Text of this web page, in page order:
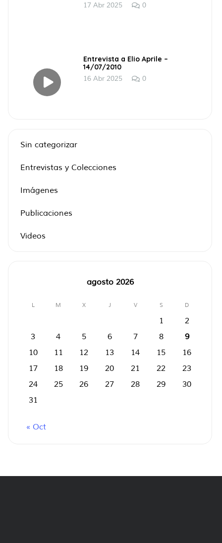
17 Abr 2025 0
Entrevista a Elio Aprile –
14/07/2010
16 Abr 2025 0
Sin categorizar
Entrevistas y Colecciones
Imágenes
Publicaciones
Videos
agosto 2026
L M X J V S D
1
2
3
4 5 6 7 8
9
10
11 12 13 14 15
16
17
18 19 20 21 22
23
24
25 26 27 28 29
30
31
« Oct